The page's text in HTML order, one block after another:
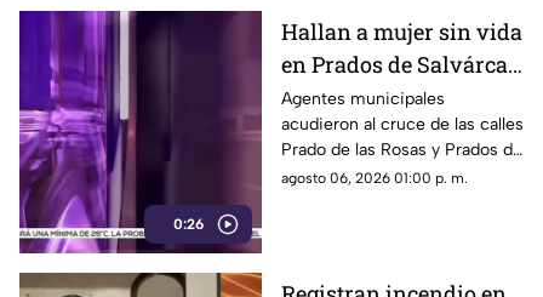
0:26
Hallan a mujer sin vida
en Prados de Salvárcar;
cuerpo no presentaba
huellas de violencia
Agentes municipales
acudieron al cruce de las calles
Prado de las Rosas y Prados de
Azucenas tras el reporte del
agosto 06, 2026 01:00 p. m.